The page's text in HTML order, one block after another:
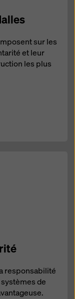
sur les
et leur
les plus
responsabilité
de